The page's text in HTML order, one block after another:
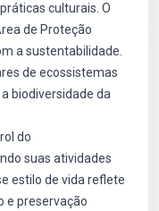
culturais. O
de Proteção
a sustentabilidade.
de ecossistemas
biodiversidade da
do
suas atividades
estilo de vida reflete
e preservação